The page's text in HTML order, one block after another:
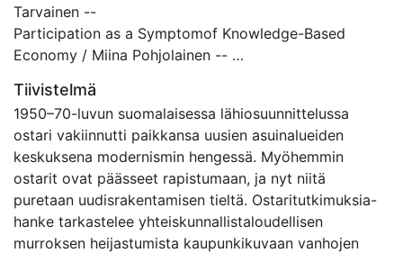
säkeitä) --
Ostarihakemisto.
Tarvainen --
Participation as a Symptomof Knowledge-Based
Economy / Miina Pohjolainen --
Waiting Room / Nikki Jääskeläinen --
Vanishing Shopping Centres – A Correspondence /
Salla Valle & Miina Pohjolainen --
the dripping yellow ceiling (and other lines of
uncomposed poetry) / PWSC --
Shopping Mall Index.
Tiivistelmä
1950–70-luvun suomalaisessa lähiosuunnittelussa
ostari vakiinnutti paikkansa uusien asuinalueiden
keskuksena modernismin hengessä. Myöhemmin
ostarit ovat päässeet rapistumaan, ja nyt niitä
puretaan uudisrakentamisen tieltä. Ostaritutkimuksia-
hanke tarkastelee yhteiskunnallis­taloudellisen
murroksen heijastumista kaupunkikuvaan vanhojen